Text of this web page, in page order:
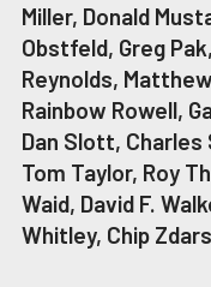
Miller, Donald
Obstfeld, Greg
Reynolds,
Rainbow Rowell,
Dan Slott,
Tom Taylor, Roy
Waid, David F.
Whitley, Chip